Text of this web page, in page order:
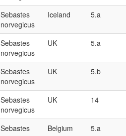
Sebastes
norvegicus
Iceland 5.a
Sebastes
norvegicus
UK 5.a
Sebastes
norvegicus
UK 5.b
Sebastes
norvegicus
UK 14
Sebastes
Belgium 5.a